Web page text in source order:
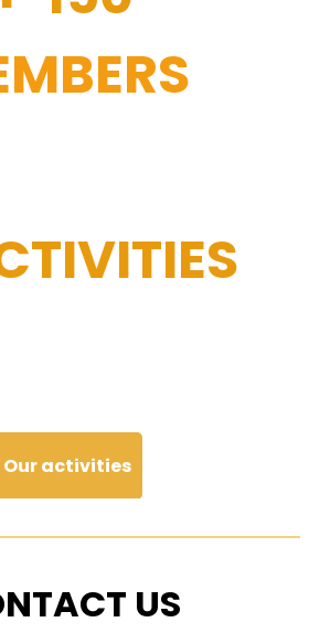
Our activities
US